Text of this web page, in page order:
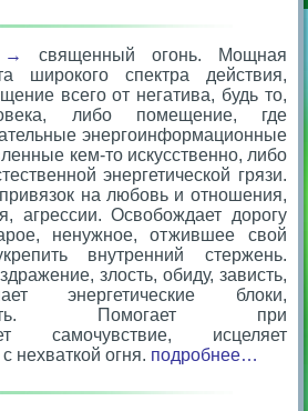
священный огонь. Мощная
широкого спектра действия,
всего от негатива, будь то,
либо помещение, где
энергоинформационные
кем-то искусственно, либо
энергетической грязи.
на любовь и отношения,
агрессии. Освобождает дорогу
ненужное, отжившее свой
внутренний стержень.
злость, обиду, зависть,
энергетические блоки,
Помогает при
самочувствие, исцеляет
нехваткой огня. подробнее…